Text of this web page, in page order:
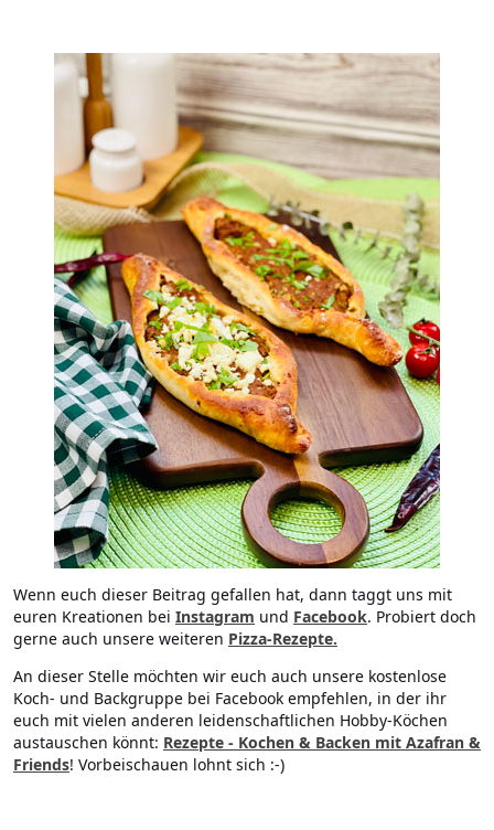
Wenn euch dieser Beitrag gefallen hat, dann taggt uns mit
euren Kreationen bei Instagram und Facebook. Probiert doch
gerne auch unsere weiteren Pizza-Rezepte.
An dieser Stelle möchten wir euch auch unsere kostenlose
Koch- und Backgruppe bei Facebook empfehlen, in der ihr
euch mit vielen anderen leidenschaftlichen Hobby-Köchen
austauschen könnt: Rezepte - Kochen & Backen mit Azafran &
Friends! Vorbeischauen lohnt sich :-)